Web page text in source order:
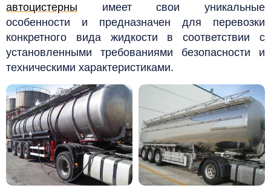
автоцистерны имеет свои уникальные
особенности и предназначен для перевозки
конкретного вида жидкости в соответствии с
установленными требованиями безопасности и
техническими характеристиками.